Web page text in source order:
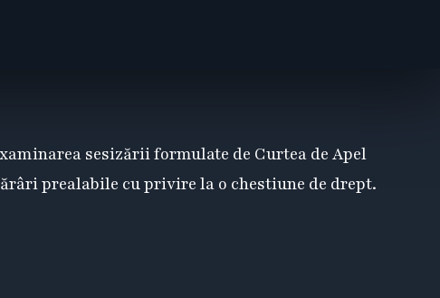
sesizării formulate de Curtea de Apel
prealabile cu privire la o chestiune de drept.